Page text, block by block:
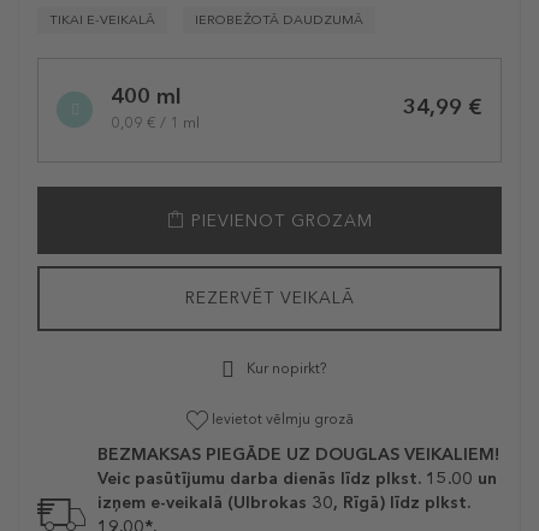
TIKAI E-VEIKALĀ IEROBEŽOTĀ DAUDZUMĀ
variation400 ml
0,09 € / 1 ml
34,99 €
PIEVIENOT GROZAM
REZERVĒT VEIKALĀ
Kur nopirkt?
Ievietot vēlmju grozā
BEZMAKSAS PIEGĀDE UZ DOUGLAS VEIKALIEM!
Veic pasūtījumu darba dienās līdz plkst. 15.00 un
izņem e-veikalā (Ulbrokas 30, Rīgā) līdz plkst.